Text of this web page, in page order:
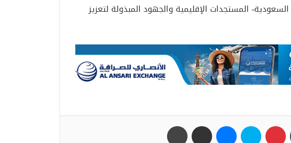
السعودية- المستجدات الإقليمية والجهود المبذولة لتعزيز
بينتيريست سكايب ماسنجر مشاركة عبر البريد